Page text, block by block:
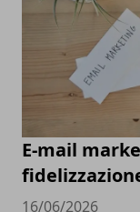
E-mail
16/06/2026